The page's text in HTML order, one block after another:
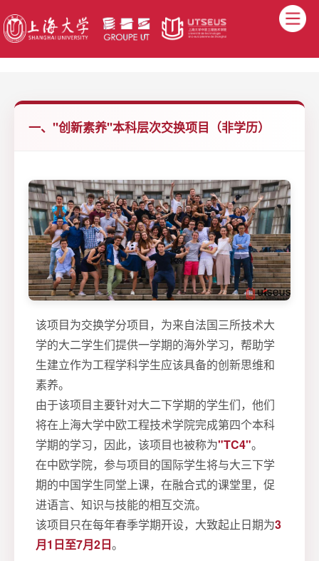
一、"创新素养"本科层次交换项目（非学历）
该项目为交换学分项目，为来自法国三所技术大
学的大二学生们提供一学期的海外学习，帮助学
生建立作为工程学科学生应该具备的创新思维和
素养。
由于该项目主要针对大二下学期的学生们，他们
将在上海大学中欧工程技术学院完成第四个本科
学期的学习，因此，该项目也被称为"TC4"。
在中欧学院，参与项目的国际学生将与大三下学
期的中国学生同堂上课，在融合式的课堂里，促
进语言、知识与技能的相互交流。
该项目只在每年春季学期开设，大致起止日期为3
月1日至7月2日。